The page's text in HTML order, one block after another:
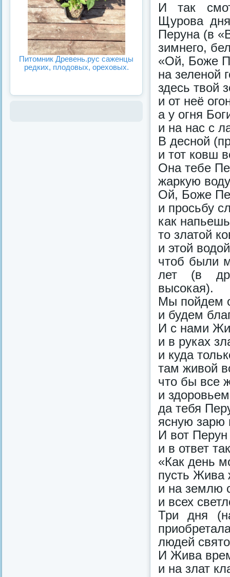
И так
Щурова
Перуна (в
зимнего,
«Ой, Боже
на зеленой
здесь твой
и от неё
а у огня
и на нас с
В десной
и тот ковш
Она тебе
жаркую
Ой, Боже
и просьбу
как
то златой
и этой
чтоб были
лет (в
высокая).
Мы пойдем
и будем
И с нами
и в руках
и куда
там живой
что бы все
и
да тебя
ясную зарю
И вот Перун
и в ответ
«Как день
пусть Жива
и на землю
и всех
Три дня
людей
И Жива
и на злат
Питомник Древень.рус саженцы
редких, плодовых, ореховых.